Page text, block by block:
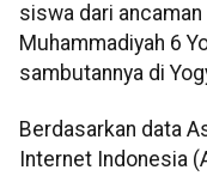
siswa dari
Muhammadiyah 6
sambutannya di
Berdasarkan data
Internet Indonesia